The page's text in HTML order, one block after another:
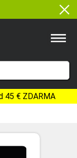
45 € ZDARMA